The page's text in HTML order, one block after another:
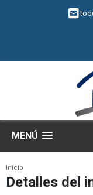
MENÚ
Inicio
Detalles del